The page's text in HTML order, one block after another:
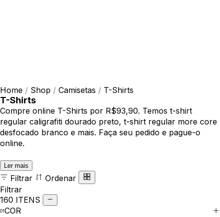
Home / Shop / Camisetas / T-Shirts
T-Shirts
Compre online T-Shirts por R$93,90. Temos t-shirt
regular caligrafiti dourado preto, t-shirt regular more core
desfocado branco e mais. Faça seu pedido e pague-o
online.
Ler mais
Filtrar
Ordenar
Filtrar
160 ITENS
COR